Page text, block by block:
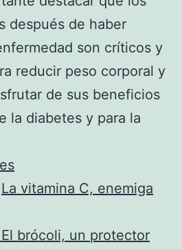
después de haber
son críticos y
reducir peso corporal y
de sus beneficios
la diabetes y para la
La vitamina C, enemiga
El brócoli, un protector